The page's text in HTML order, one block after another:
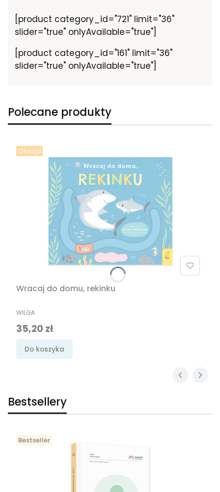
[product category_id="721" limit="36"
slider="true" onlyAvailable="true"]
[product category_id="161" limit="36"
slider="true" onlyAvailable="true"]
Polecane produkty
Okazja
Wracaj do domu, rekinku
PRODUCENT
WILGA
Cena promocyjna
35,20 zł
Do koszyka
Bestsellery
Bestseller